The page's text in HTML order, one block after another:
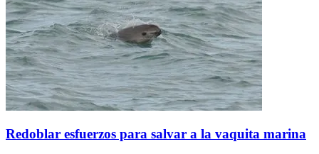
Redoblar esfuerzos para salvar a la vaquita marina